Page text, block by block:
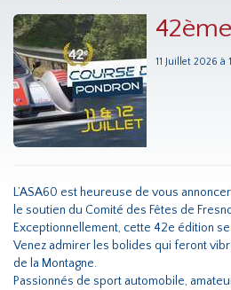
11 Juillet 2026 à
L’ASA60 est heureuse de vous
le soutien du Comité des Fêtes de
Exceptionnellement, cette 42e édition se
Venez admirer les bolides qui feront
de la Montagne.
Passionnés de sport automobile,